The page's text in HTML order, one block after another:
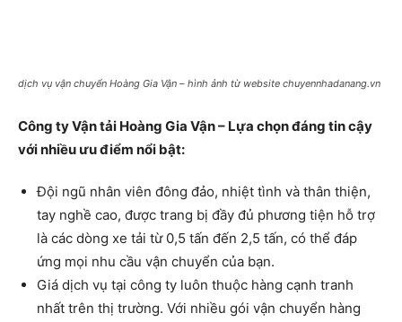
dịch vụ vận chuyển Hoàng Gia Vận – hình ảnh từ website chuyennhadanang.vn
Công ty Vận tải Hoàng Gia Vận – Lựa chọn đáng tin cậy
với nhiều ưu điểm nổi bật:
Đội ngũ nhân viên đông đảo, nhiệt tình và thân thiện,
tay nghề cao, được trang bị đầy đủ phương tiện hỗ trợ
là các dòng xe tải từ 0,5 tấn đến 2,5 tấn, có thể đáp
ứng mọi nhu cầu vận chuyển của bạn.
Giá dịch vụ tại công ty luôn thuộc hàng cạnh tranh
nhất trên thị trường. Với nhiều gói vận chuyển hàng